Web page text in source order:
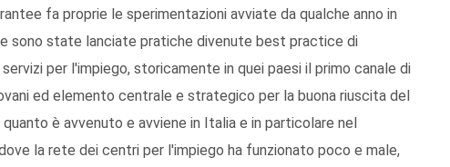
fa proprie le sperimentazioni avviate da qualche anno in
sono state lanciate pratiche divenute best practice di
per l'impiego, storicamente in quei paesi il primo canale di
ed elemento centrale e strategico per la buona riuscita del
è avvenuto e avviene in Italia e in particolare nel
la rete dei centri per l'impiego ha funzionato poco e male,